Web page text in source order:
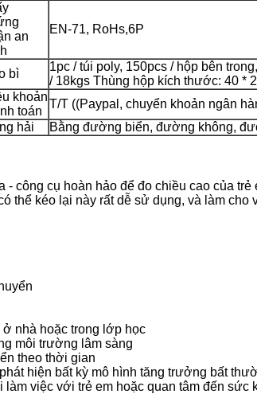
an
EN-71, RoHs,6P
bì
1pc / túi poly, 150pcs / hộp bên
/ 18kgs Thùng hộp kích thước: 40 *
khoản
toán
T/T ((Paypal, chuyển khoản ngân
hải
Bằng đường biển, đường không,
- công cụ hoàn hảo để đo chiều cao của
thể kéo lại này rất dễ sử dụng, và làm cho
nhà hoặc trong lớp học
môi trường lâm sàng
theo thời gian
hiện bất kỳ mô hình tăng trưởng bất
việc với trẻ em hoặc quan tâm đến sức